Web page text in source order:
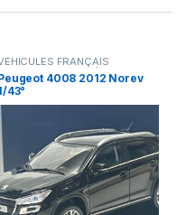
FRANÇAIS
4008 2012 Norev
43°